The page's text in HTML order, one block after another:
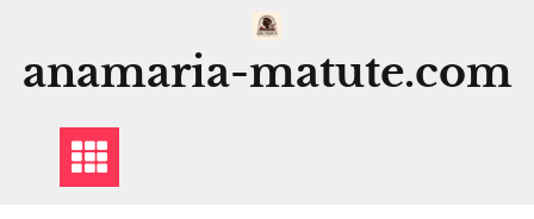
contenido
anamaria-matute.com